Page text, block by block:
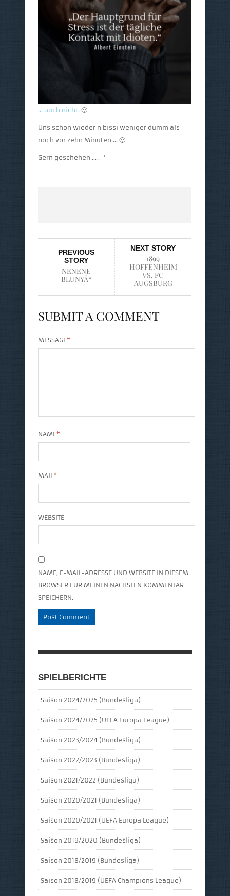
… auch nicht. 🙂
Uns schon wieder n bissi weniger dumm als
noch vor zehn Minuten … 🙂
Gern geschehen … :-*
PREVIOUS
STORY
NENENE
BLUNYÄ*
NEXT STORY
1899
HOFFENHEIM
VS. FC
AUGSBURG
SUBMIT A COMMENT
MESSAGE*
NAME*
MAIL*
WEBSITE
NAME, E-MAIL-ADRESSE UND WEBSITE IN DIESEM
BROWSER FÜR MEINEN NÄCHSTEN KOMMENTAR
SPEICHERN.
SPIELBERICHTE
Saison 2024/2025 (Bundesliga)
Saison 2024/2025 (UEFA Europa League)
Saison 2023/2024 (Bundesliga)
Saison 2022/2023 (Bundesliga)
Saison 2021/2022 (Bundesliga)
Saison 2020/2021 (Bundesliga)
Saison 2020/2021 (UEFA Europa League)
Saison 2019/2020 (Bundesliga)
Saison 2018/2019 (Bundesliga)
Saison 2018/2019 (UEFA Champions League)